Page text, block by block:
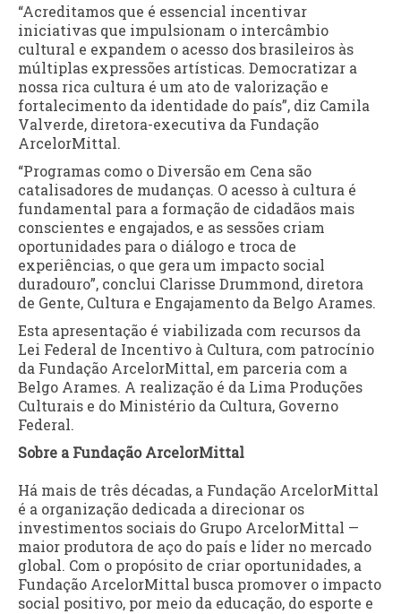
“Acreditamos que é essencial incentivar
iniciativas que impulsionam o intercâmbio
cultural e expandem o acesso dos brasileiros às
múltiplas expressões artísticas. Democratizar a
nossa rica cultura é um ato de valorização e
fortalecimento da identidade do país”, diz Camila
Valverde, diretora-executiva da Fundação
ArcelorMittal.
“Programas como o Diversão em Cena são
catalisadores de mudanças. O acesso à cultura é
fundamental para a formação de cidadãos mais
conscientes e engajados, e as sessões criam
oportunidades para o diálogo e troca de
experiências, o que gera um impacto social
duradouro”, conclui Clarisse Drummond, diretora
de Gente, Cultura e Engajamento da Belgo Arames.
Esta apresentação é viabilizada com recursos da
Lei Federal de Incentivo à Cultura, com patrocínio
da Fundação ArcelorMittal, em parceria com a
Belgo Arames. A realização é da Lima Produções
Culturais e do Ministério da Cultura, Governo
Federal.
Sobre a Fundação ArcelorMittal
Há mais de três décadas, a Fundação ArcelorMittal
é a organização dedicada a direcionar os
investimentos sociais do Grupo ArcelorMittal —
maior produtora de aço do país e líder no mercado
global. Com o propósito de criar oportunidades, a
Fundação ArcelorMittal busca promover o impacto
social positivo, por meio da educação, do esporte e